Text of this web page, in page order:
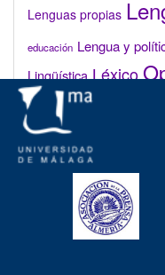
Lenguas propias
educación Lengua y
Lingüística Léxico
lingüística
Valenciano